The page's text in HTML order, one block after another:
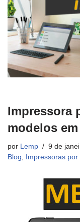
Impressora
modelos
por Lemp
9 de
Blog, Impressoras